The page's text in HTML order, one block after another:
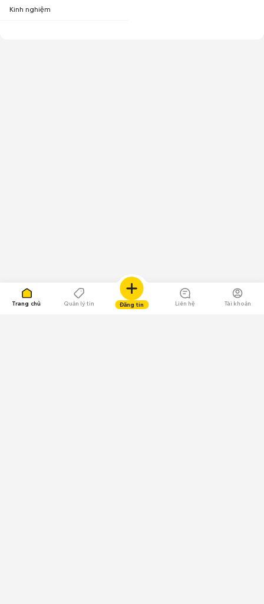
Trang chủ Quản lý tin Đăng tin Liên hệ Tài khoản
Kinh nghiệm